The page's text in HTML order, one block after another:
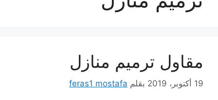
مقاول ترميم منازل
19 أكتوبر، 2019 بقلم feras1 mostafa